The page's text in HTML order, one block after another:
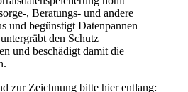
, Beratungs- und andere
und begünstigt Datenpannen
den Schutz
und beschädigt damit die
zur Zeichnung bitte hier entlang: